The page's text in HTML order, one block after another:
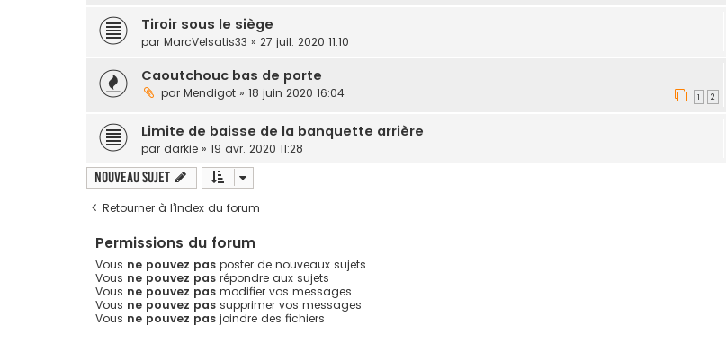
Tiroir sous le siège
par MarcVelsatis33 » 27 juil. 2020 11:10
Caoutchouc bas de porte
par Mendigot » 18 juin 2020 16:04 1 2
Limite de baisse de la banquette arrière
par darkie » 19 avr. 2020 11:28
Nouveau sujet
Retourner à l’index du forum
Permissions du forum
Vous ne pouvez pas poster de nouveaux sujets
Vous ne pouvez pas répondre aux sujets
Vous ne pouvez pas modifier vos messages
Vous ne pouvez pas supprimer vos messages
Vous ne pouvez pas joindre des fichiers